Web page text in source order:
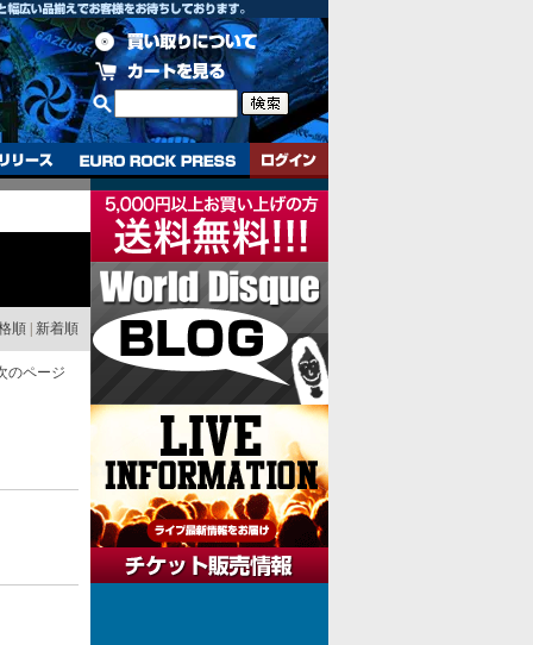
順 新着順
のページ